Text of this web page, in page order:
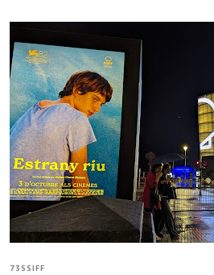
73SSIFF